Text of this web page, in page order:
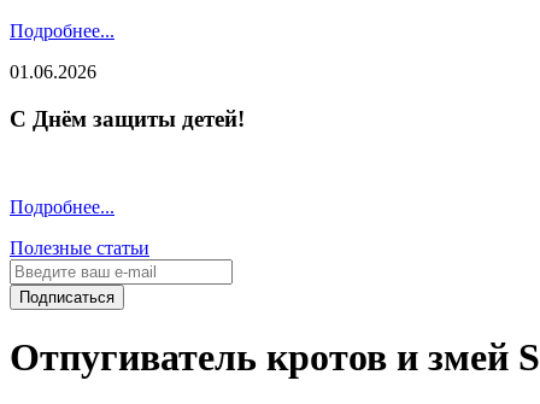
Подробнее...
01.06.2026
С Днём защиты детей!
Подробнее...
Полезные статьи
Подписаться
Отпугиватель кротов и змей